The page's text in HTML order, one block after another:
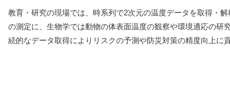
教育・研究の現場では、時系列で2次元の温度データを取得・
の測定に、生物学では動物の体表面温度の観察や環境適応の
続的なデータ取得によりリスクの予測や防災対策の精度向上に